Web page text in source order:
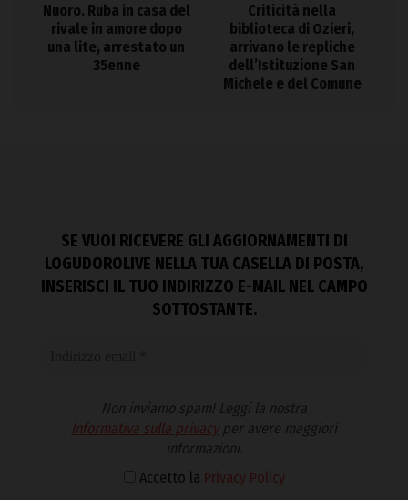
Nuoro. Ruba in casa del
rivale in amore dopo
una lite, arrestato un
35enne
Criticità nella
biblioteca di Ozieri,
arrivano le repliche
dell’Istituzione San
Michele e del Comune
SE VUOI RICEVERE GLI AGGIORNAMENTI DI
LOGUDOROLIVE NELLA TUA CASELLA DI POSTA,
INSERISCI IL TUO INDIRIZZO E-MAIL NEL CAMPO
SOTTOSTANTE.
Non inviamo spam! Leggi la nostra
Informativa sulla privacyper avere maggiori
informazioni.
Accetto la Privacy Policy